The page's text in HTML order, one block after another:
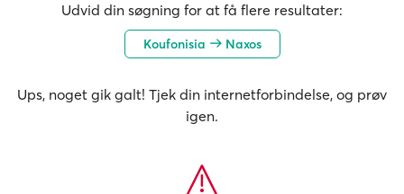
Udvid din søgning for at få flere resultater:
Koufonisia Naxos
Ups, noget gik galt! Tjek din internetforbindelse, og prøv
igen.